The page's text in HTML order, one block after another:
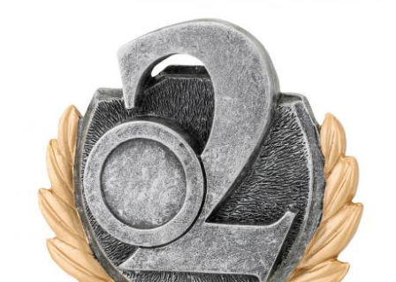
Továbbiakban az info@sportserleg.hu
címre várjuk kedves régi és új ügyfeleink
megrendeléseit.
Megszűnő email címünk: kulcsszerviz@tiszanet.hu